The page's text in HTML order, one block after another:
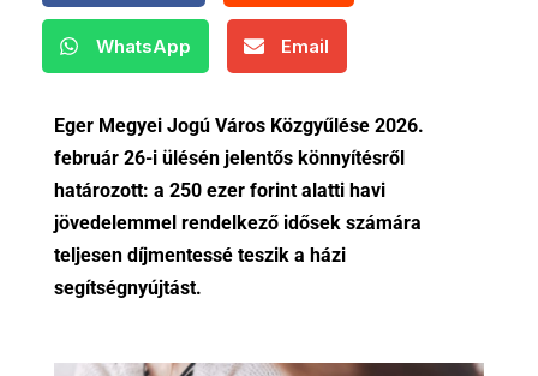
WhatsApp Email
Eger Megyei Jogú Város Közgyűlése 2026.
február 26-i ülésén jelentős könnyítésről
határozott: a 250 ezer forint alatti havi
jövedelemmel rendelkező idősek számára
teljesen díjmentessé teszik a házi
segítségnyújtást.